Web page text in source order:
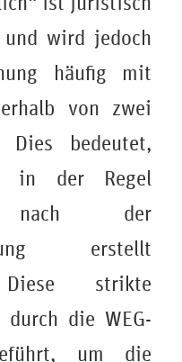
wird jedoch
häufig mit
von zwei
Dies bedeutet,
in der Regel
nach der
erstellt
strikte
durch die WEG-
um die